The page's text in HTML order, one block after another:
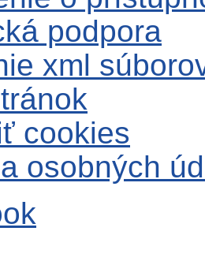
podpora
xml
cookies
osobných